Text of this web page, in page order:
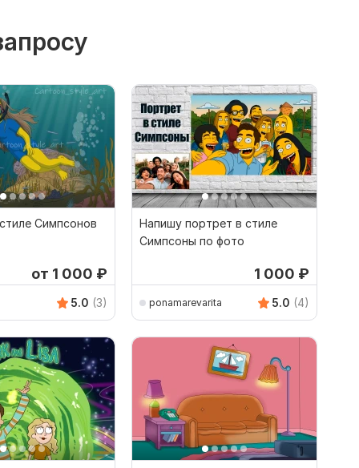
Симпсонов
от 1 000 ₽
5.0 (3)
Напишу портрет в стиле
Симпсоны по фото
1 000 ₽
ponamarevarita 5.0 (4)